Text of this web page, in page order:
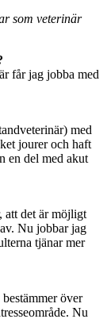
som veterinär
får jag jobba med
med
jourer och haft
en del med akut
att det är möjligt
Nu jobbar jag
tjänar mer
över
Nu